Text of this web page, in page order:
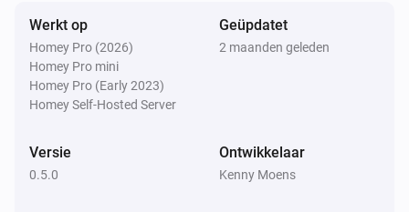
Werkt op
Homey Pro (2026)
Homey Pro mini
Homey Pro (Early 2023)
Homey Self-Hosted Server
Geüpdatet
2 maanden geleden
Versie
0.5.0
Ontwikkelaar
Kenny Moens